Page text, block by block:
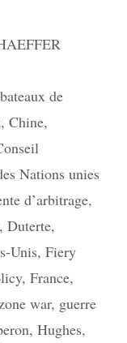
bateaux de
, Chine,
Nations unies
d’arbitrage,
, Duterte,
Unis, Fiery
, France,
war, guerre
, Hughes,